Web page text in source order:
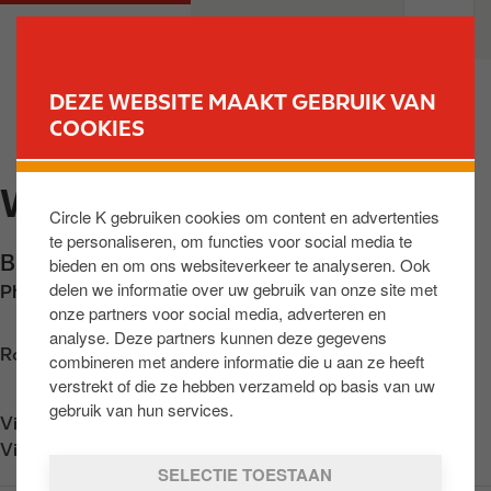
DEZE WEBSITE MAAKT GEBRUIK VAN
COOKIES
Circle K gebruiken cookies om content en advertenties
te personaliseren, om functies voor social media te
bieden en om ons websiteverkeer te analyseren. Ook
delen we informatie over uw gebruik van onze site met
onze partners voor social media, adverteren en
analyse. Deze partners kunnen deze gegevens
combineren met andere informatie die u aan ze heeft
verstrekt of die ze hebben verzameld op basis van uw
gebruik van hun services.
SELECTIE TOESTAAN
a
n
e
n
n
a
e
i
M
v
WEELDE
Bredaseweg 2,Weelde,BE-2381,BE
Phone: +32478770062
Routebeschrijving opvragen
Vind ons op
Vind ons op